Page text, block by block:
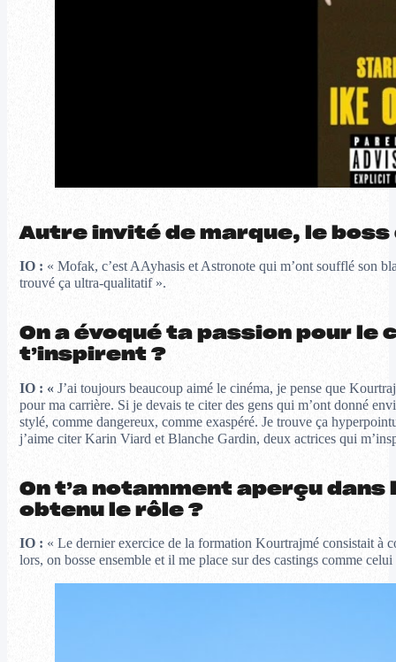
Autre invité de marque, le
IO : « Mofak, c’est AAyhasis et Astronote qui m’ont soufflé son
trouvé ça ultra-qualitatif ».
On a évoqué ta passion pour
t’inspirent ?
IO : « J’ai toujours beaucoup aimé le cinéma, je pense que
pour ma carrière. Si je devais te citer des gens qui m’ont donné
stylé, comme dangereux, comme exaspéré. Je trouve ça
j’aime citer Karin Viard et Blanche Gardin, deux actrices qui
On t’a notamment aperçu
obtenu le rôle ?
IO : « Le dernier exercice de la formation Kourtrajmé consistait à
lors, on bosse ensemble et il me place sur des castings comme